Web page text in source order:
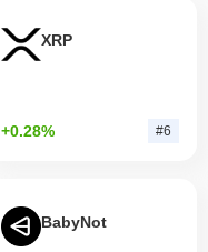
XRP
+0.28% #6
BabyNot